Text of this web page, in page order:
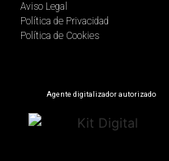
Aviso Legal
Política de Privacidad
Política de Cookies
Agente digitalizador autorizado